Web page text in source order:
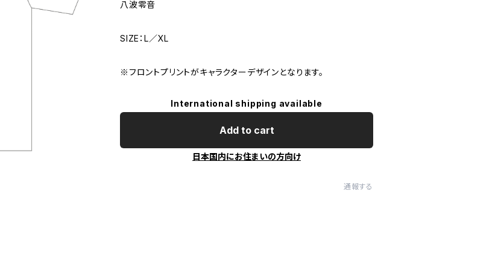
八波零音
SIZE：L／XL
※フロントプリントがキャラクターデザインとなります。
International shipping available
Add to cart
日本国内にお住まいの方向け
通報する